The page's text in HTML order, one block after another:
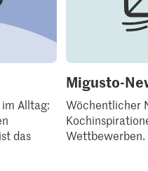
Alltag:
das
Migusto-
Wöchentlicher
Wettbewerben.